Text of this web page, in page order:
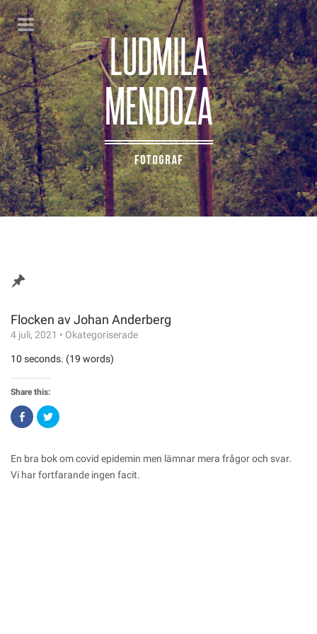
Flocken av Johan Anderberg
4 juli, 2021 • Okategoriserade
10 seconds. (19 words)
Share this:
Click
to
share
(Opens
in
new
Click
to
(Opens
in
new
En bra bok om covid epidemin men lämnar mera frågor och svar.
Vi har fortfarande ingen facit.